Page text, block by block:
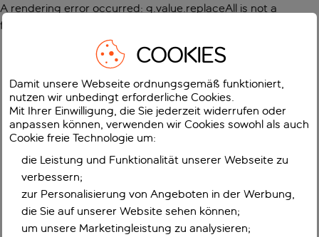
A rendering error occurred: g.value.replaceAll is not a
function
COOKIES
Damit unsere Webseite ordnungsgemäß funktioniert,
nutzen wir unbedingt erforderliche Cookies.
Mit Ihrer Einwilligung, die Sie jederzeit widerrufen oder
anpassen können, verwenden wir Cookies sowohl als auch
Cookie freie Technologie um:
die Leistung und Funktionalität unserer Webseite zu
verbessern;
zur Personalisierung von Angeboten in der Werbung,
die Sie auf unserer Website sehen können;
um unsere Marketingleistung zu analysieren;